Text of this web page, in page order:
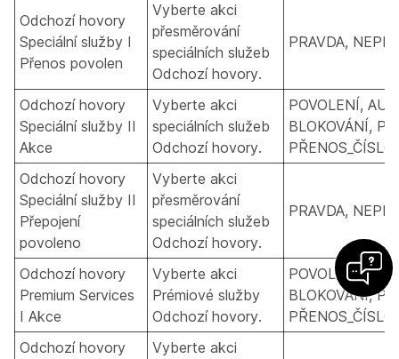
Odchozí hovory
Speciální služby I
Přenos povolen
Vyberte akci
přesměrování
speciálních služeb
Odchozí hovory.
PRAVDA,
Odchozí hovory
Speciální služby II
Akce
Vyberte akci
speciálních služeb
Odchozí hovory.
POVOLENÍ,
BLOKOVÁNÍ,
Odchozí hovory
Speciální služby II
Přepojení
povoleno
Vyberte akci
přesměrování
speciálních služeb
Odchozí hovory.
PRAVDA,
Odchozí hovory
Premium Services
I Akce
Vyberte akci
Prémiové služby
Odchozí hovory.
POVOLENÍ,
BLOKOVÁNÍ,
Odchozí hovory
Vyberte akci